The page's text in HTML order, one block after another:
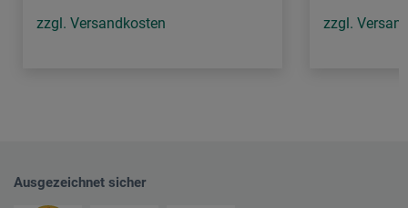
zzgl. Versandkosten zzgl.
Ausgezeichnet sicher